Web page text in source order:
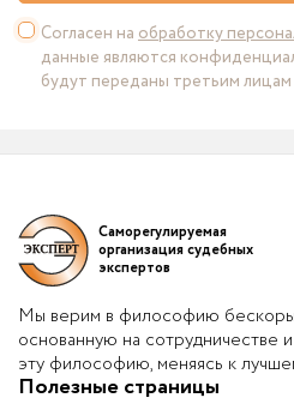
Согласен на обработку
данные являются
будут переданы третьим лицам
Саморегулируемая
организация судебных
экспертов
Мы верим в философию
основанную на сотрудничестве
эту философию, меняясь к
Полезные страницы